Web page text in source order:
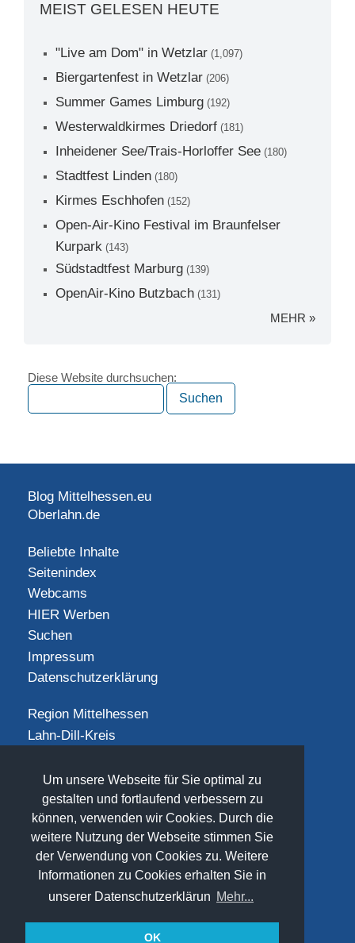
Um unsere Webseite für Sie optimal zu
gestalten und fortlaufend verbessern zu
können, verwenden wir Cookies. Durch die
weitere Nutzung der Webseite stimmen Sie
der Verwendung von Cookies zu. Weitere
Informationen zu Cookies erhalten Sie in
unserer Datenschutzerklärun Mehr...
OK
MEIST GELESEN HEUTE
"Live am Dom" in Wetzlar (1,097)
Biergartenfest in Wetzlar (206)
Summer Games Limburg (192)
Westerwaldkirmes Driedorf (181)
Inheidener See/Trais-Horloffer See (180)
Stadtfest Linden (180)
Kirmes Eschhofen (152)
Open-Air-Kino Festival im Braunfelser
Kurpark (143)
Südstadtfest Marburg (139)
OpenAir-Kino Butzbach (131)
MEHR »
Diese Website durchsuchen:
Blog Mittelhessen.eu
Oberlahn.de
Beliebte Inhalte
Seitenindex
Webcams
HIER Werben
Suchen
Impressum
Datenschutzerklärung
Region Mittelhessen
Lahn-Dill-Kreis
Landkreis Limburg-Weilburg
Landkreis Marburg-Biedenkopf
Vogelsbergkreis
SOCIAL